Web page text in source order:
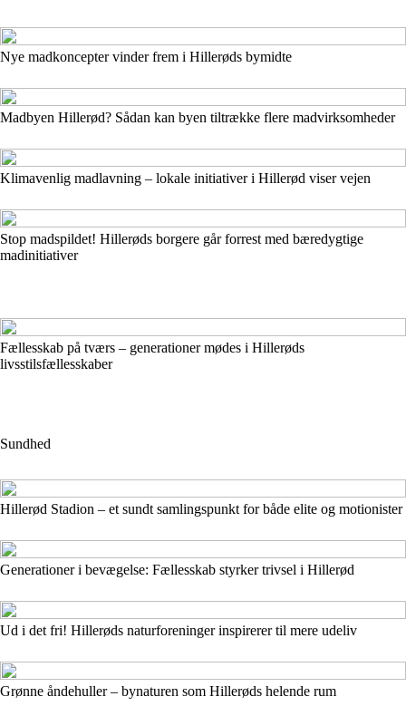
Nye madkoncepter vinder frem i Hillerøds bymidte
Madbyen Hillerød? Sådan kan byen tiltrække flere madvirksomheder
Klimavenlig madlavning – lokale initiativer i Hillerød viser vejen
Stop madspildet! Hillerøds borgere går forrest med bæredygtige
madinitiativer
Fællesskab på tværs – generationer mødes i Hillerøds
livsstilsfællesskaber
Sundhed
Hillerød Stadion – et sundt samlingspunkt for både elite og motionister
Generationer i bevægelse: Fællesskab styrker trivsel i Hillerød
Ud i det fri! Hillerøds naturforeninger inspirerer til mere udeliv
Grønne åndehuller – bynaturen som Hillerøds helende rum